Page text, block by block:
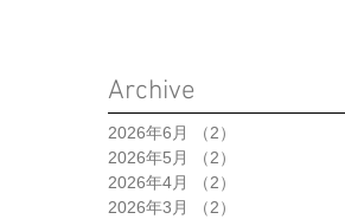
Archive
2026年6月 （2）
2026年5月
（2）
2026年4月
（2）
2026年3月
（2）